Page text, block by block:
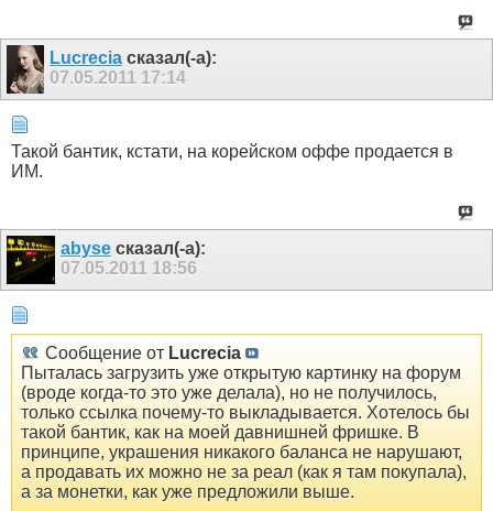
Lucreciaсказал(-а):
07.05.2011 17:14
Такой бантик, кстати, на корейском оффе продается в
ИМ.
abyse сказал(-а):
07.05.2011 18:56
Сообщение от Lucrecia
Пыталась загрузить уже открытую картинку на форум
(вроде когда-то это уже делала), но не получилось,
только ссылка почему-то выкладывается. Хотелось бы
такой бантик, как на моей давнишней фришке. В
принципе, украшения никакого баланса не нарушают,
а продавать их можно не за реал (как я там покупала),
а за монетки, как уже предложили выше.